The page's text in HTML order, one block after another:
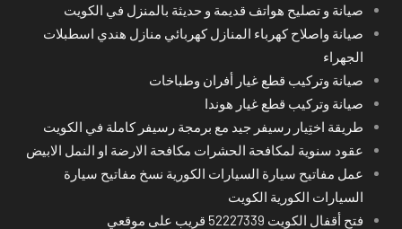
صيانة و تصليح هواتف قديمة و حديثة بالمنزل في الكويت
صيانة واصلاح كهرباء المنازل كهربائي منازل هندي اسطبلات
الجهراء
صيانة وتركيب قطع غيار أفران وطباخات
صيانة وتركيب قطع غيار هوندا
طريقة اختِيار رسيفر جيد مع برمجة رسيفر كاملة في الكويت
عقود سنوية لمكافحة الحشرات مكافحة الارضة او النمل الابيض
عمل مفاتيح سيارة السيارات الكورية نسخ مفاتيح سيارة
السيارات الكورية الكويت
فتح أقفال الكويت 52227339 قريب على موقعي